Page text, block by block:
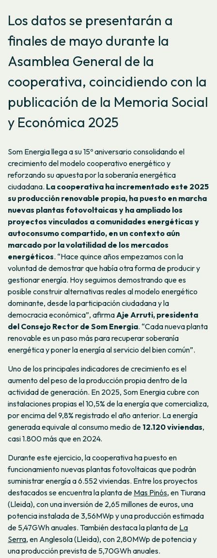
Los datos se presentarán a
finales de mayo durante la
Asamblea General de la
cooperativa, coincidiendo con la
publicación de la Memoria Social
y Económica 2025
Som Energia llega a su 15º aniversario consolidando el
crecimiento del modelo cooperativo energético y
reforzando su apuesta por la soberanía energética
ciudadana. La cooperativa ha incrementado este 2025
su producción renovable propia, ha puesto en marcha
nuevas plantas fotovoltaicas y ha ampliado los
proyectos vinculados a comunidades energéticas y
autoconsumo compartido, en un contexto aún
marcado por la volatilidad de los mercados
energéticos. “Hace quince años empezamos con la
voluntad de demostrar que había otra forma de producir y
gestionar energía. Hoy seguimos demostrando que es
posible construir alternativas reales al modelo energético
dominante, desde la participación ciudadana y la
democracia económica”, afirma Aje Arruti, presidenta
del Consejo Rector de Som Energia. “Cada nueva planta
renovable es un paso más para recuperar soberanía
energética y poner la energía al servicio del bien común”.
Uno de los principales indicadores de crecimiento es el
aumento del peso de la producción propia dentro de la
actividad de generación. En 2025, Som Energia cubre con
instalaciones propias el 10,5% de la energía que comercializa,
por encima del 9,8% registrado el año anterior. La energía
generada equivale al consumo medio de 12.120 viviendas,
casi 1.800 más que en 2024.
Durante este ejercicio, la cooperativa ha puesto en
funcionamiento nuevas plantas fotovoltaicas que podrán
suministrar energía a 6.552 viviendas. Entre los proyectos
destacados se encuentra la planta de Mas Pinós, en Tiurana
(Lleida), con una inversión de 2,65 millones de euros, una
potencia instalada de 3,56MWp y una producción estimada
de 5,47GWh anuales. También destaca la planta de La
Serra, en Anglesola (Lleida), con 2,80MWp de potencia y
una producción prevista de 5,70GWh anuales.